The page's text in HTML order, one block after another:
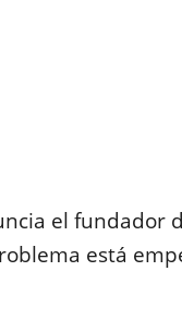
el fundador
está